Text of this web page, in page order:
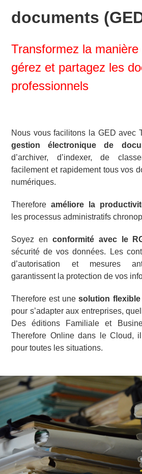
documents
Transformez la
gérez et partagez les
professionnels
Nous vous facilitons la GED avec
gestion électronique de
d’archiver, d’indexer, de
facilement et rapidement tous vos
numériques.
Thereforeaméliore la
les processus administratifs
Soyez en conformité avec le
sécurité de vos données. Les
d’autorisation et mesures
garantissent la protection de vos
Therefore est unesolution
pour s’adapter aux entreprises,
Des éditions Familiale et
Therefore Online dans le Cloud,
pour toutes les situations.